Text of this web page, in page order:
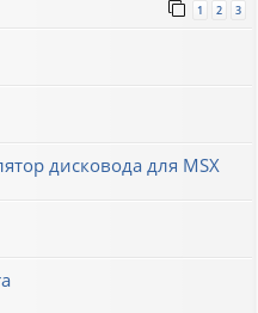
1 2 3
дисковода для MSX